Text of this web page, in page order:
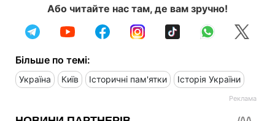
Або читайте нас там, де вам зручно!
Більше по темі:
Україна Київ Історичні пам'ятки Історія України